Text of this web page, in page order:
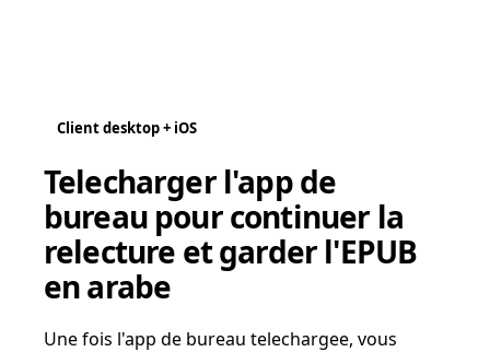
Client desktop + iOS
Telecharger l'app de
bureau pour continuer la
relecture et garder l'EPUB
en arabe
Une fois l'app de bureau telechargee, vous